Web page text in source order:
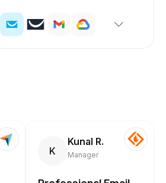
K
Kunal R.
Manager